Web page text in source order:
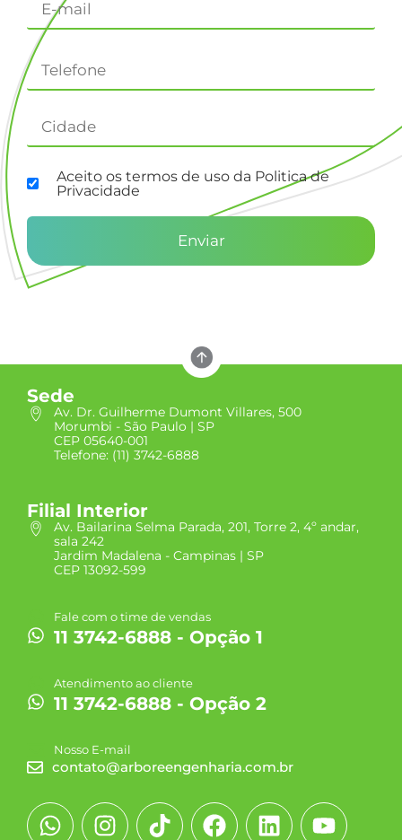
Aceito os termos de uso da Politica de
Privacidade
Enviar
Sede
Av. Dr. Guilherme Dumont Villares, 500
Morumbi - São Paulo | SP
CEP 05640-001
Telefone: (11) 3742-6888
Filial Interior
Av. Bailarina Selma Parada, 201, Torre 2, 4º andar,
sala 242
Jardim Madalena - Campinas | SP
CEP 13092-599
Fale com o time de vendas
11 3742-6888 - Opção 1
Atendimento ao cliente
11 3742-6888 - Opção 2
Nosso E-mail
contato@arboreengenharia.com.br